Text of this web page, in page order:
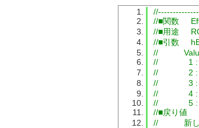
if Value>=
Result:=
else if
Result
else Result
end
end
//■関数
//■用途
//■引数
//
//             1
//             2
//             3
//             4
//             5
//■戻り値
//           新